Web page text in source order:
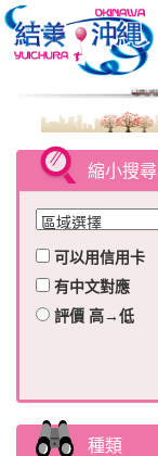
縮小搜尋
可以用信用卡
有中文對應
評價 高→低
種類